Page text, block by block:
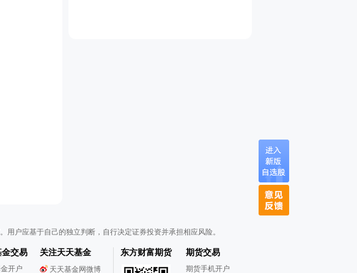
户应基于自己的独立判断，自行决定证券投资并承担相应风险。
金交易
开户
关注天天基金
天天基金网微博
东方财富期货 期货交易
期货手机开户